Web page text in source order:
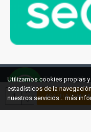
AÑADIR A COMPRA
© 2021
Utilizamos cookies propias
estadísticos de la
nuestros servicios... más